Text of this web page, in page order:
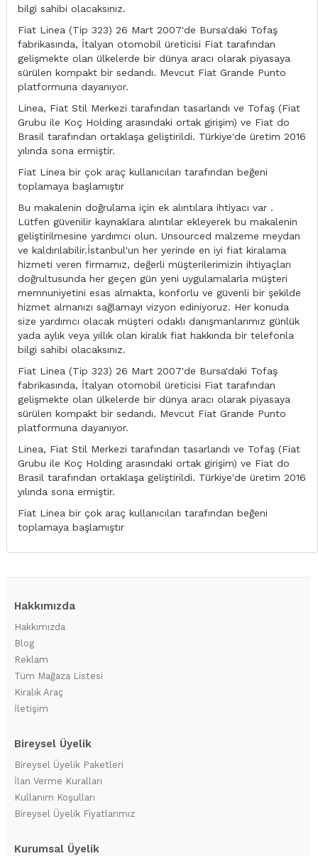
bilgi sahibi olacaksınız.
Fiat Linea (Tip 323) 26 Mart 2007'de Bursa'daki Tofaş
fabrikasında, İtalyan otomobil üreticisi Fiat tarafından
gelişmekte olan ülkelerde bir dünya aracı olarak piyasaya
sürülen kompakt bir sedandı. Mevcut Fiat Grande Punto
platformuna dayanıyor.
Linea, Fiat Stil Merkezi tarafından tasarlandı ve Tofaş (Fiat
Grubu ile Koç Holding arasındaki ortak girişim) ve Fiat do
Brasil tarafından ortaklaşa geliştirildi. Türkiye'de üretim 2016
yılında sona ermiştir.
Fiat Linea bir çok araç kullanıcıları tarafından beğeni
toplamaya başlamıştır
Bu makalenin doğrulama için ek alıntılara ihtiyacı var .
Lütfen güvenilir kaynaklara alıntılar ekleyerek bu makalenin
geliştirilmesine yardımcı olun. Unsourced malzeme meydan
ve kaldırılabilir.İstanbul'un her yerinde en iyi fiat kiralama
hizmeti veren firmamız, değerli müşterilerimizin ihtiyaçları
doğrultusunda her geçen gün yeni uygulamalarla müşteri
memnuniyetini esas almakta, konforlu ve güvenli bir şekilde
hizmet almanızı sağlamayı vizyon ediniyoruz. Her konuda
size yardımcı olacak müşteri odaklı danışmanlarımız günlük
yada aylık veya yıllık olan kiralık fiat hakkında bir telefonla
bilgi sahibi olacaksınız.
Fiat Linea (Tip 323) 26 Mart 2007'de Bursa'daki Tofaş
fabrikasında, İtalyan otomobil üreticisi Fiat tarafından
gelişmekte olan ülkelerde bir dünya aracı olarak piyasaya
sürülen kompakt bir sedandı. Mevcut Fiat Grande Punto
platformuna dayanıyor.
Linea, Fiat Stil Merkezi tarafından tasarlandı ve Tofaş (Fiat
Grubu ile Koç Holding arasındaki ortak girişim) ve Fiat do
Brasil tarafından ortaklaşa geliştirildi. Türkiye'de üretim 2016
yılında sona ermiştir.
Fiat Linea bir çok araç kullanıcıları tarafından beğeni
toplamaya başlamıştır
Hakkımızda
Hakkımızda
Blog
Reklam
Tüm Mağaza Listesi
Kiralık Araç
İletişim
Bireysel Üyelik
Bireysel Üyelik Paketleri
İlan Verme Kuralları
Kullanım Koşulları
Bireysel Üyelik Fiyatlarımız
Kurumsal Üyelik